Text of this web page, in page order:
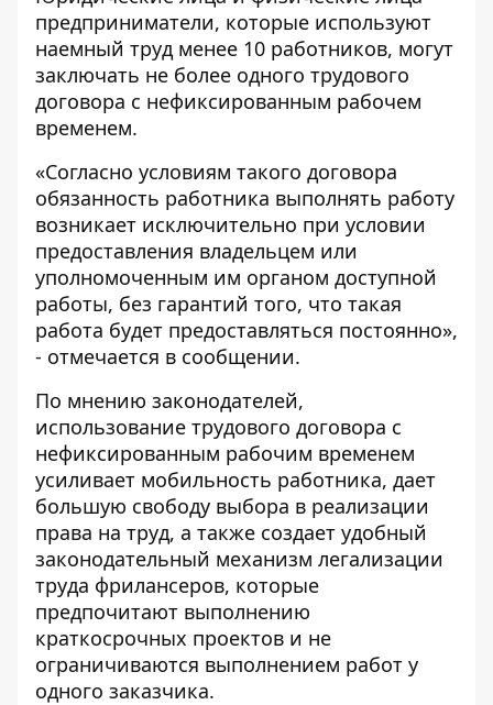
предприниматели, которые используют
наемный труд менее 10 работников, могут
заключать не более одного трудового
договора с нефиксированным рабочем
временем.
«Согласно условиям такого договора
обязанность работника выполнять работу
возникает исключительно при условии
предоставления владельцем или
уполномоченным им органом доступной
работы, без гарантий того, что такая
работа будет предоставляться постоянно»,
- отмечается в сообщении.
По мнению законодателей,
использование трудового договора с
нефиксированным рабочим временем
усиливает мобильность работника, дает
большую свободу выбора в реализации
права на труд, а также создает удобный
законодательный механизм легализации
труда фрилансеров, которые
предпочитают выполнению
краткосрочных проектов и не
ограничиваются выполнением работ у
одного заказчика.